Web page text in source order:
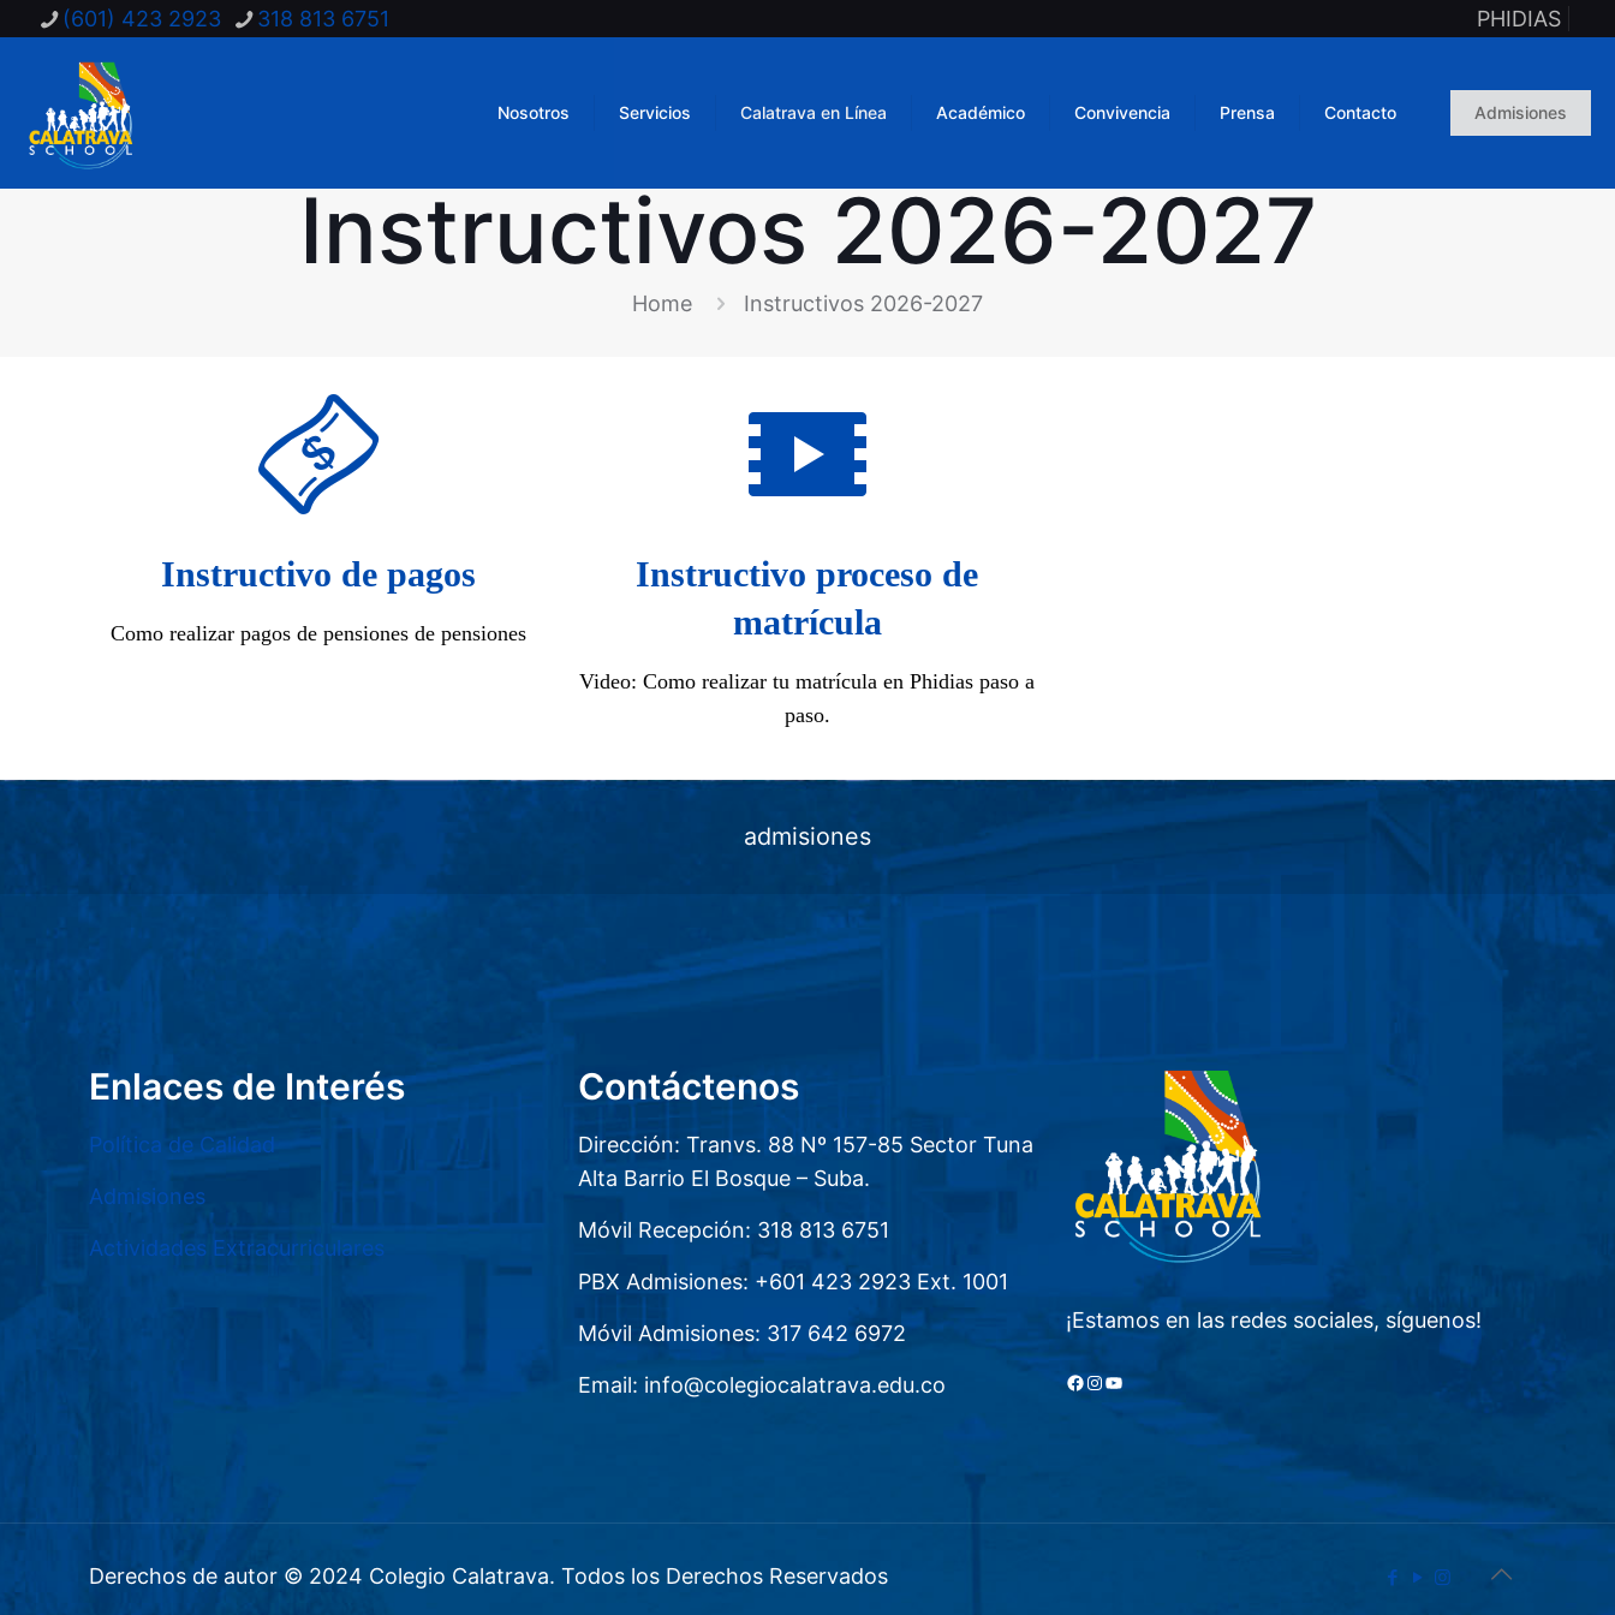
(601) 423 2923 318 813 6751 PHIDIAS
Nosotros Servicios Calatrava en Línea Académico Convivencia Prensa Contacto Admisiones
Instructivos 2026-2027
Home Instructivos 2026-2027
Instructivo de pagos
Como realizar pagos de pensiones de pensiones
Instructivo proceso de
matrícula
Video: Como realizar tu matrícula en Phidias paso a
paso.
admisiones
Enlaces de Interés
Política de Calidad
Admisiones
Actividades Extracurriculares
Contáctenos
Dirección: Tranvs. 88 Nº 157-85 Sector Tuna
Alta Barrio El Bosque – Suba.
Móvil Recepción: 318 813 6751
PBX Admisiones: +601 423 2923 Ext. 1001
Móvil Admisiones: 317 642 6972
Email: info@colegiocalatrava.edu.co
¡Estamos en las redes sociales, síguenos!
Facebook
Instagram
YouTube
Derechos de autor © 2024 Colegio Calatrava. Todos los Derechos Reservados